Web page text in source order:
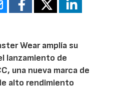
Wear amplía su
lanzamiento de
una nueva marca de
alto rendimiento